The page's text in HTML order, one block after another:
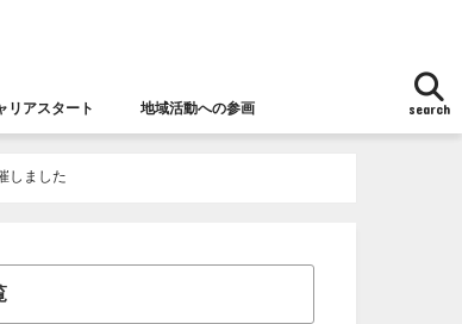
search
リアスタート 地域活動への参画
しました